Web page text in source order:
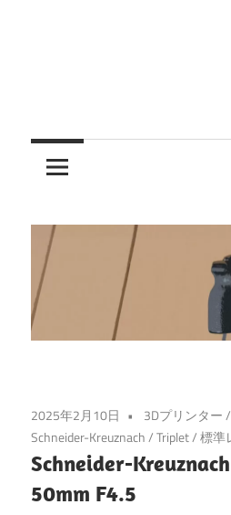
う
2025年2月10日 3Dプリンター/
Schneider-Kreuznach/Triplet/標準
Schneider-
50mm F4.5